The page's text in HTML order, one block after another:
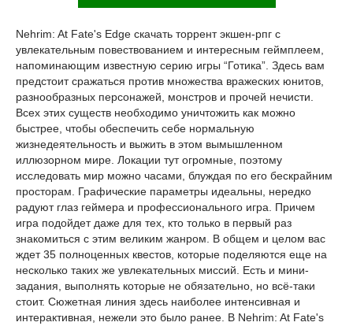
Nehrim: At Fate's Edge скачать торрент экшен-рпг с
увлекательным повествованием и интересным геймплеем,
напоминающим известную серию игры “Готика”. Здесь вам
предстоит сражаться против множества вражеских юнитов,
разнообразных персонажей, монстров и прочей нечисти.
Всех этих существ необходимо уничтожить как можно
быстрее, чтобы обеспечить себе нормальную
жизнедеятельность и выжить в этом вымышленном
иллюзорном мире. Локации тут огромные, поэтому
исследовать мир можно часами, блуждая по его бескрайним
просторам. Графические параметры идеальны, нередко
радуют глаз геймера и профессионального игра. Причем
игра подойдет даже для тех, кто только в первый раз
знакомиться с этим великим жанром. В общем и целом вас
ждет 35 полноценных квестов, которые поделяются еще на
несколько таких же увлекательных миссий. Есть и мини-
задания, выполнять которые не обязательно, но всё-таки
стоит. Сюжетная линия здесь наиболее интенсивная и
интерактивная, нежели это было ранее. В Nehrim: At Fate's